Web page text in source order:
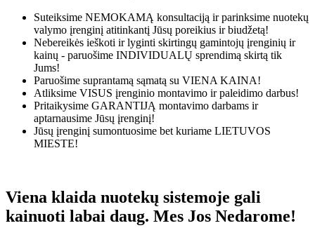
Suteiksime NEMOKAMĄ konsultaciją ir parinksime nuotekų
valymo įrenginį atitinkantį Jūsų poreikius ir biudžetą!
Nebereikės ieškoti ir lyginti skirtingų gamintojų įrenginių ir
kainų - paruošime INDIVIDUALŲ sprendimą skirtą tik
Jums!
Paruošime suprantamą sąmatą su VIENA KAINA!
Atliksime VISUS įrenginio montavimo ir paleidimo darbus!
Pritaikysime GARANTIJĄ montavimo darbams ir
aptarnausime Jūsų įrenginį!
Jūsų įrenginį sumontuosime bet kuriame LIETUVOS
MIESTE!
Viena klaida nuotekų sistemoje gali
kainuoti labai daug. Mes Jos Nedarome!